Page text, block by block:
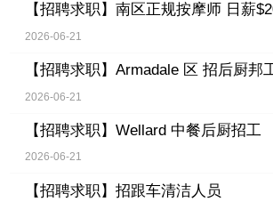
【招聘求职】 南区正规按摩师 日薪
2026-06-21
【招聘求职】 Armadale 区 招后厨邦
2026-06-21
【招聘求职】 Wellard 中餐后厨招工
2026-06-21
【招聘求职】 招跟车清洁人员